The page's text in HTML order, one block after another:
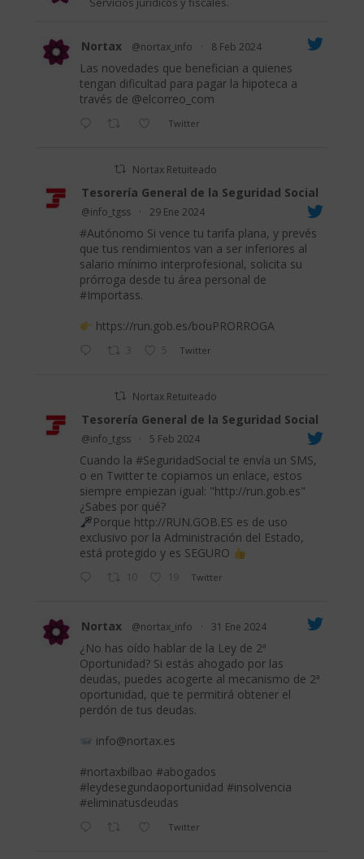
Nortax @nortax_info · 8 Feb 2024
Las novedades que benefician a quienes
tengan dificultad para pagar la hipoteca a
través de @elcorreo_com
Twitter
Nortax Retuiteado
Tesorería General de la Seguridad Social
@info_tgss · 29 Ene 2024
#Autónomo Si vence tu tarifa plana, y prevés
que tus rendimientos van a ser inferiores al
salario mínimo interprofesional, solicita su
prórroga desde tu área personal de
#Importass.
https://run.gob.es/bouPRORROGA
3 5 Twitter
Nortax Retuiteado
Tesorería General de la Seguridad Social
@info_tgss · 5 Feb 2024
Cuando la #SeguridadSocial te envía un SMS,
o en Twitter te copiamos un enlace, estos
siempre empiezan igual: "http://run.gob.es"
¿Sabes por qué?
Porque http://RUN.GOB.ES es de uso
exclusivo por la Administración del Estado,
está protegido y es SEGURO
10 19 Twitter
Nortax @nortax_info · 31 Ene 2024
¿No has oído hablar de la Ley de 2ª
Oportunidad? Si estás ahogado por las
deudas, puedes acogerte al mecanismo de 2ª
oportunidad, que te permitirá obtener el
perdón de tus deudas.
info@nortax.es
#nortaxbilbao #abogados
#leydesegundaoportunidad #insolvencia
#eliminatusdeudas
Twitter